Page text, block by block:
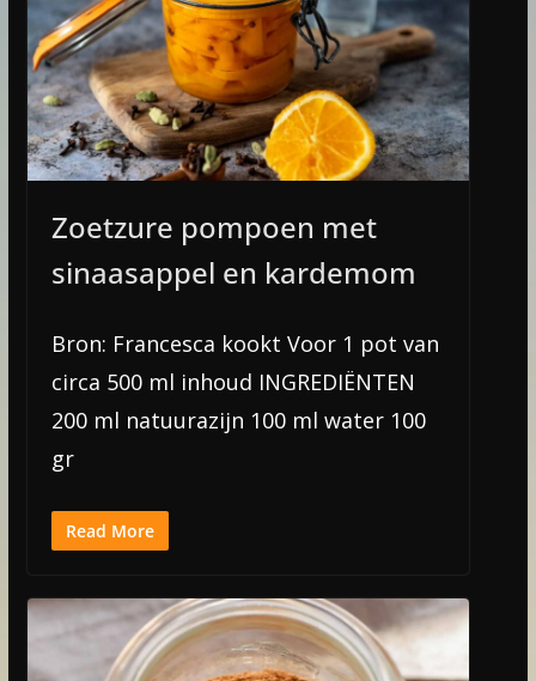
Zoetzure pompoen met
sinaasappel en kardemom
Bron: Francesca kookt Voor 1 pot van
circa 500 ml inhoud INGREDIËNTEN
200 ml natuurazijn 100 ml water 100
gr
Read More